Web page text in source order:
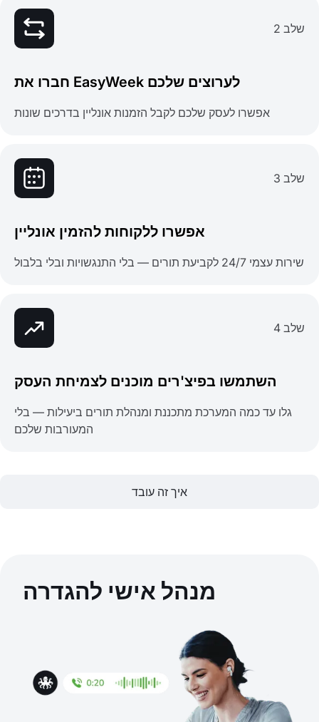
שלב 2
חברו את EasyWeek לערוצים שלכם
אפשרו לעסק שלכם לקבל הזמנות אונליין בדרכים שונות
שלב 3
אפשרו ללקוחות להזמין אונליין
שירות עצמי 24/7 לקביעת תורים — בלי התנגשויות ובלי בלבול
שלב 4
השתמשו בפיצ'רים מוכנים לצמיחת העסק
גלו עד כמה המערכת מתכננת ומנהלת תורים ביעילות — בלי
המעורבות שלכם
איך זה עובד
מנהל אישי להגדרה